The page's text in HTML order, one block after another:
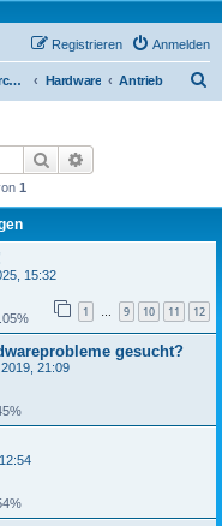
Anmelden
Registrieren
Renkforce RF500 Forum Hardware Antrieb
Suche
1
15:32
1 … 9 10 11 12
gesucht?
21:09